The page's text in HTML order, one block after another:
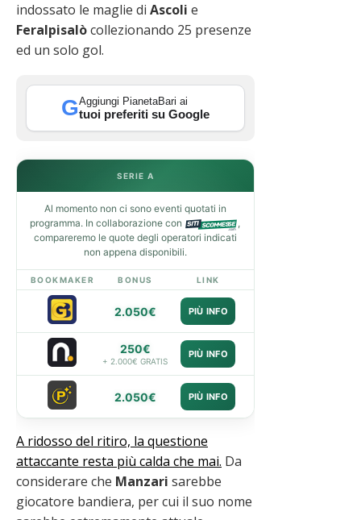
indossato le maglie di Ascoli e
Feralpisalòcollezionando 25 presenze
ed un solo gol.
GAggiungi PianetaBari ai
tuoi preferiti su Google
SERIE A
Al momento non ci sono eventi quotati in
programma. In collaborazione con
,
compareremo le quote degli operatori indicati
non appena disponibili.
BOOKMAKER BONUS LINK
2.050€ PIÙ INFO
250€
+ 2.000€ GRATIS
PIÙ INFO
2.050€ PIÙ INFO
A ridosso del ritiro, la questione
attaccante resta più calda che mai. Da
considerare che Manzari sarebbe
giocatore bandiera, per cui il suo nome